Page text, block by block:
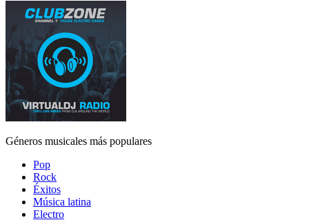
Géneros musicales más populares
Pop
Rock
Éxitos
Música latina
Electro